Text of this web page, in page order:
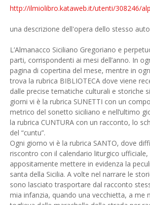
http://ilmiolibro.kataweb.it/utenti/308246/
una descrizione dell'opera dello stesso
L’Almanacco Siciliano Gregoriano e
parti, corrispondenti ai mesi dell’anno. In
pagina di copertina del mese, mentre in
trova la rubrica BIBLIOTECA dove viene
dalle precise tematiche culturali e storiche
giorni vi è la rubrica SUNETTI con un
metrico del sonetto siciliano e nell’ultimo
la rubrica CUNTURA con un racconto, lo
del “cuntu”.
Ogni giorno vi è la rubrica SANTO, dove
riscontro con il calendario liturgico
appositamente mettere in evidenza la
santa della Sicilia. A volte nel narrare le
sono lasciato trasportare dal racconto
mia infanzia, quando una vecchietta, a me